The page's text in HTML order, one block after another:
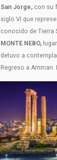
San Jorge, con su
siglo VI que
conocido de Tierra
MONTE NEBO,
detuvo a
Regreso a Amman.